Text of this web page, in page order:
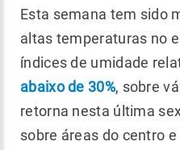
Esta semana tem sido
altas temperaturas no
índices de umidade
abaixo de 30%, sobre
retorna nesta última
sobre áreas do centro